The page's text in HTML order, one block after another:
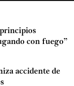
principios
con fuego”
accidente de